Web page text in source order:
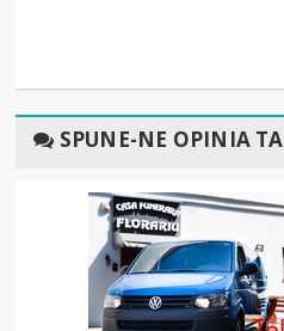
SPUNE-NE OPINIA TA